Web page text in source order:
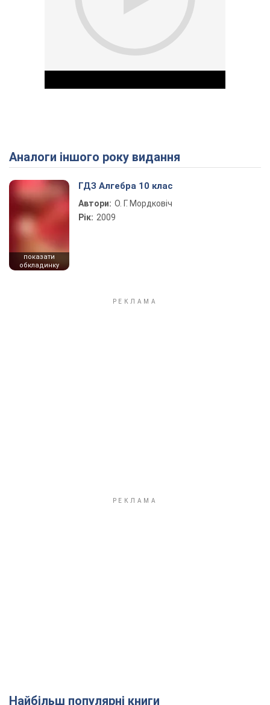
Play Video
Аналоги іншого року видання
показати
обкладинку
ГДЗ Алгебра 10 клас
Автори: О. Г. Мордковіч
Рік: 2009
Найбільш популярні книги